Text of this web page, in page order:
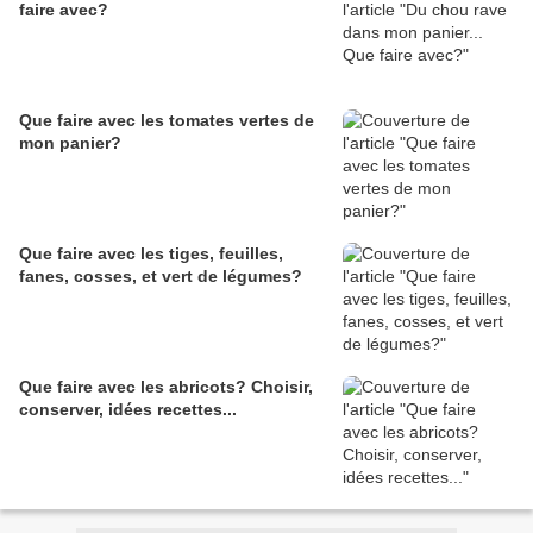
faire avec?
Que faire avec les tomates vertes de
mon panier?
Que faire avec les tiges, feuilles,
fanes, cosses, et vert de légumes?
Que faire avec les abricots? Choisir,
conserver, idées recettes...